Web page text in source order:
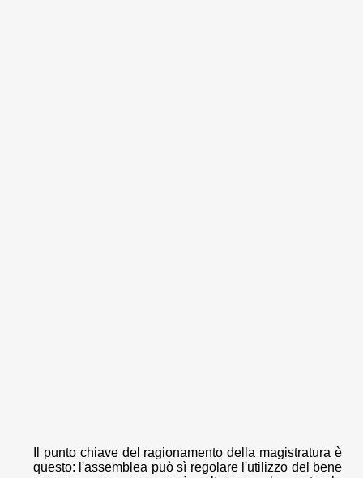
Il punto chiave del ragionamento della magistratura è
questo: l'assemblea può sì regolare l'utilizzo del bene